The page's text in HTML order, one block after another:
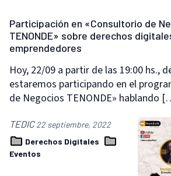
Participación en «Consultorio de
TENONDE» sobre derechos
emprendedores
Hoy, 22/09 a partir de las 19:00 hs.,
estaremos participando en el
de Negocios TENONDE» hablando
TEDIC22 septiembre, 2022
Derechos Digitales
Eventos